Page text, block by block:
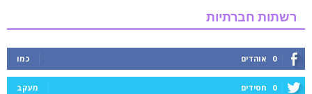
רשתות חברתיות
0 אוהדים כמו
0 חסידים מעקב